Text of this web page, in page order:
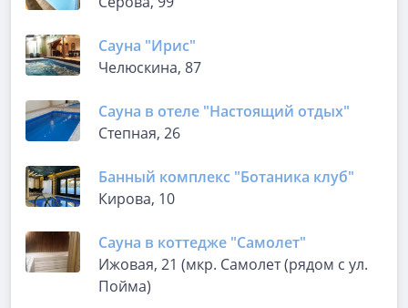
Сауна "Ирис"
Челюскина, 87
Сауна в отеле "Настоящий отдых"
Степная, 26
Банный комплекс "Ботаника клуб"
Кирова, 10
Сауна в коттедже "Самолет"
Ижовая, 21 (мкр. Самолет (рядом с ул.
Пойма)